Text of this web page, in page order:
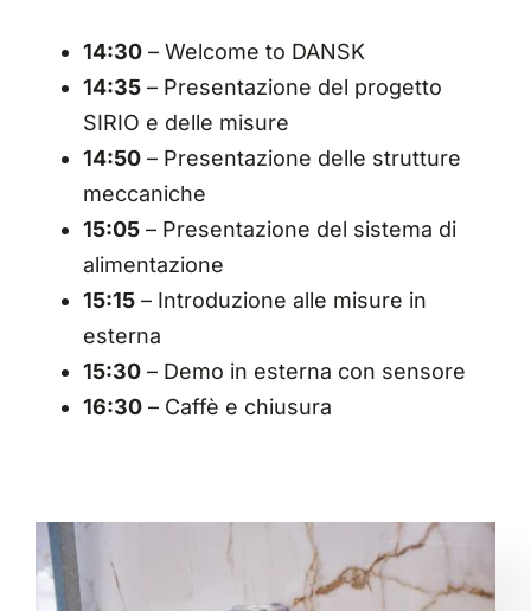
14:30– Welcome to DANSK
14:35– Presentazione del progetto
SIRIO e delle misure
14:50– Presentazione delle strutture
meccaniche
15:05– Presentazione del sistema di
alimentazione
15:15– Introduzione alle misure in
esterna
15:30– Demo in esterna con sensore
16:30– Caffè e chiusura